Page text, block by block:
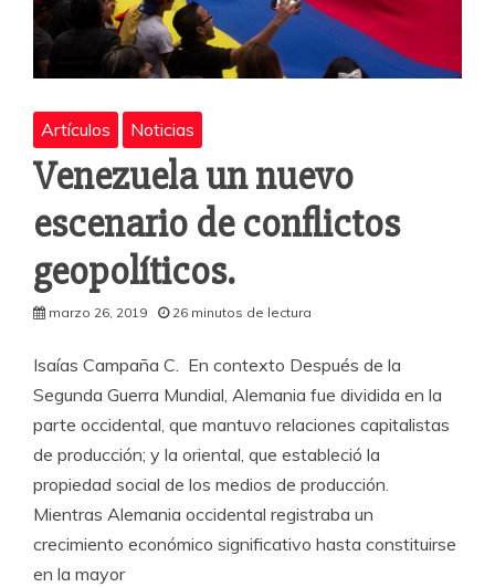
Artículos Noticias
Venezuela un nuevo
escenario de conflictos
geopolíticos.
marzo 26, 2019 26 minutos de lectura
Isaías Campaña C. En contexto Después de la
Segunda Guerra Mundial, Alemania fue dividida en la
parte occidental, que mantuvo relaciones capitalistas
de producción; y la oriental, que estableció la
propiedad social de los medios de producción.
Mientras Alemania occidental registraba un
crecimiento económico significativo hasta constituirse
en la mayor